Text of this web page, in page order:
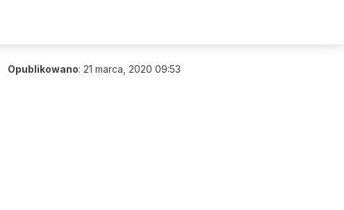
Opublikowano: 21 marca, 2020 09:53